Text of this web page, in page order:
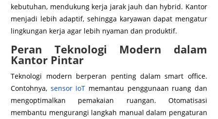
kebutuhan, mendukung kerja jarak jauh dan hybrid. Kantor
menjadi lebih adaptif, sehingga karyawan dapat mengatur
lingkungan kerja agar lebih nyaman dan produktif.
Peran Teknologi Modern dalam
Kantor Pintar
Teknologi modern berperan penting dalam smart office.
Contohnya, sensor IoT memantau penggunaan ruang dan
mengoptimalkan pemakaian ruangan. Otomatisasi
membantu mengurangi langkah manual dalam pengaturan